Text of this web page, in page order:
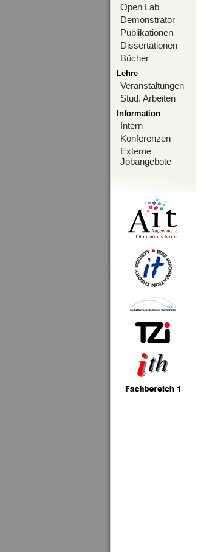
Open Lab
Demonstrator
Publikationen
Dissertationen
Bücher
Lehre
Veranstaltungen
Stud. Arbeiten
Information
Intern
Konferenzen
Externe
Jobangebote